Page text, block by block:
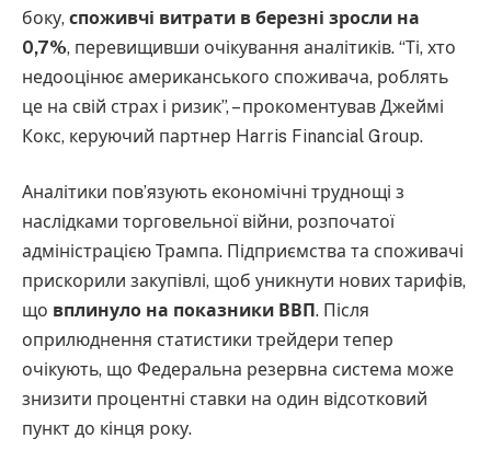
боку, споживчі витрати в березні зросли на
0,7%, перевищивши очікування аналітиків. “Ті, хто
недооцінює американського споживача, роблять
це на свій страх і ризик”, – прокоментував Джеймі
Кокс, керуючий партнер Harris Financial Group.
Аналітики пов’язують економічні труднощі з
наслідками торговельної війни, розпочатої
адміністрацією Трампа. Підприємства та споживачі
прискорили закупівлі, щоб уникнути нових тарифів,
що вплинуло на показники ВВП . Після
оприлюднення статистики трейдери тепер
очікують, що Федеральна резервна система може
знизити процентні ставки на один відсотковий
пункт до кінця року.